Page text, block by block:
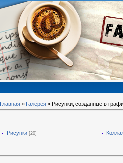
Главная » Галерея » Рисунки, созданные в
Рисунки [20]